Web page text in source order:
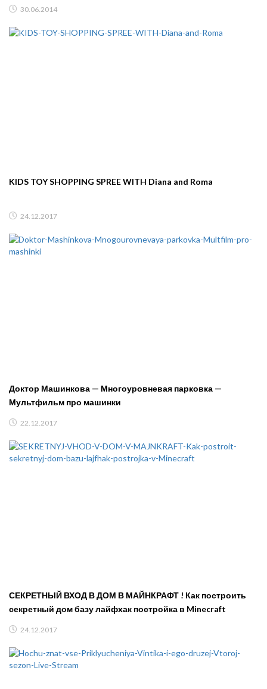
30.06.2014
KIDS TOY SHOPPING SPREE WITH Diana and Roma
24.12.2017
Доктор Машинкова — Многоуровневая парковка —
Мультфильм про машинки
22.12.2017
СЕКРЕТНЫЙ ВХОД В ДОМ В МАЙНКРАФТ ! Как построить
секретный дом базу лайфхак постройка в Minecraft
24.12.2017